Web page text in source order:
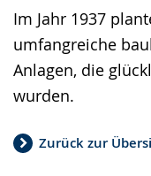
Im Jahr 1937
umfangreiche
Anlagen, die
wurden.
Zurück zur